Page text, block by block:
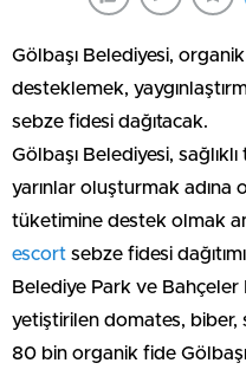
Gölbaşı Belediyesi,
desteklemek,
sebze fidesi dağıtacak.
Gölbaşı Belediyesi, sağlıklı
yarınlar oluşturmak adına
tüketimine destek olmak
escort sebze fidesi
Belediye Park ve Bahçeler
yetiştirilen domates, biber,
80 bin organik fide